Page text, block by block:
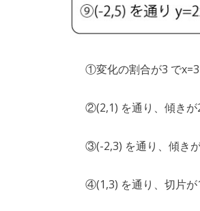
①変化の割合が3 で
②(2,1) を通り、傾きが
③(-2,3) を通り、傾き
④(1,3) を通り、切片が